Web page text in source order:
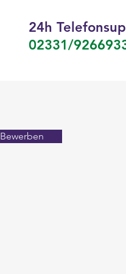
24h
02331/
Bewerben